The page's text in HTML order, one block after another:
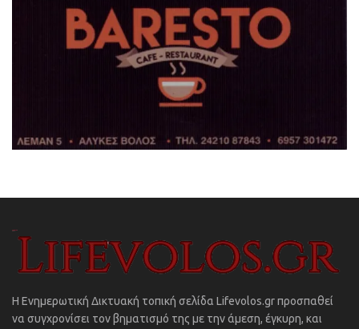
Η Ενημερωτική Δικτυακή τοπική σελίδα Lifevolos.gr προσπαθεί
να συγχρονίσει τον βηματισμό της με την άμεση, έγκυρη, και